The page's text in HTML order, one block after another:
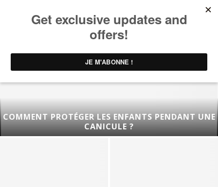
COMMENT PROTÉGER LES ENFANTS PENDANT UNE
CANICULE ?